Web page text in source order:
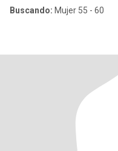
Buscando: Mujer 55 - 60